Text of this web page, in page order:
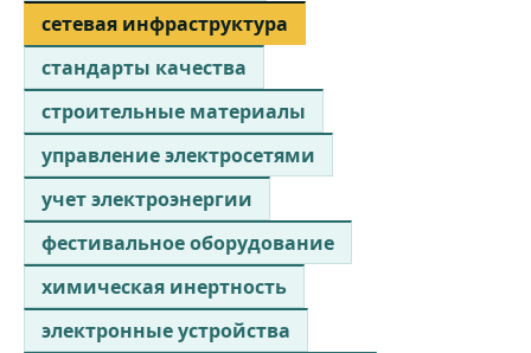
сетевая инфраструктура
стандарты качества
строительные материалы
управление электросетями
учет электроэнергии
фестивальное оборудование
химическая инертность
электронные устройства